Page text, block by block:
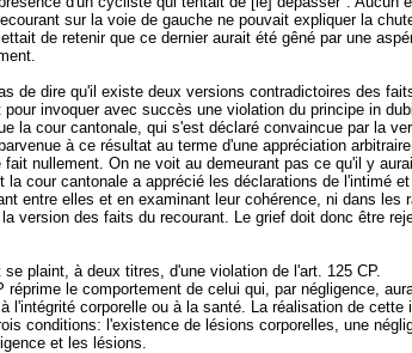
sur la voie de gauche ne pouvait expliquer la
de retenir que ce dernier aurait été gêné par une
de dire qu'il existe deux versions contradictoires des
pour invoquer avec succès une violation du principe in
la cour cantonale, qui s'est déclaré convaincue par la
à ce résultat au terme d'une appréciation
fait nullement. On ne voit au demeurant pas ce qu'il y
la cour cantonale a apprécié les déclarations de l'intimé
entre elles et en examinant leur cohérence, ni dans les
version des faits du recourant. Le grief doit donc être
se plaint, à deux titres, d'une violation de l'art. 125 CP.
réprime le comportement de celui qui, par négligence,
l'intégrité corporelle ou à la santé. La réalisation de cette
conditions: l'existence de lésions corporelles, une
et les lésions.